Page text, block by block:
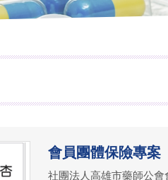
會員團體保險專案
社團法人高雄市藥師公